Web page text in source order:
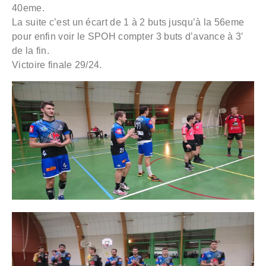
40eme.
La suite c’est un écart de 1 à 2 buts jusqu’à la 56eme
pour enfin voir le SPOH compter 3 buts d’avance à 3′
de la fin.
Victoire finale 29/24.